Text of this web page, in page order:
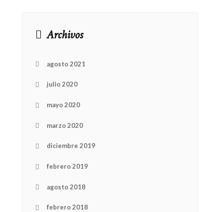
Archivos
agosto 2021
julio 2020
mayo 2020
marzo 2020
diciembre 2019
febrero 2019
agosto 2018
febrero 2018